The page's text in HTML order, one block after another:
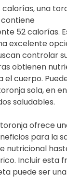
calorías, una
52 calorías.
excelente
controlar
obtienen
el cuerpo.
sola, en
saludables.
ofrece
para la
nutricional
Incluir esta
puede ser